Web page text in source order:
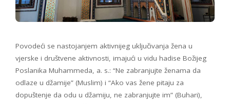
Povodeći se nastojanjem aktivnijeg uključivanja žena u
vjerske i društvene aktivnosti, imajući u vidu hadise Božijeg
Poslanika Muhammeda, a. s.: “Ne zabranjujte ženama da
odlaze u džamije” (Muslim) i “Ako vas žene pitaju za
dopuštenje da odu u džamiju, ne zabranjujte im” (Buhari),